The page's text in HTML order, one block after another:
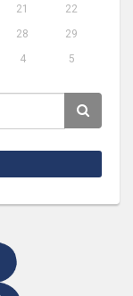
21
22
28
29
4 5